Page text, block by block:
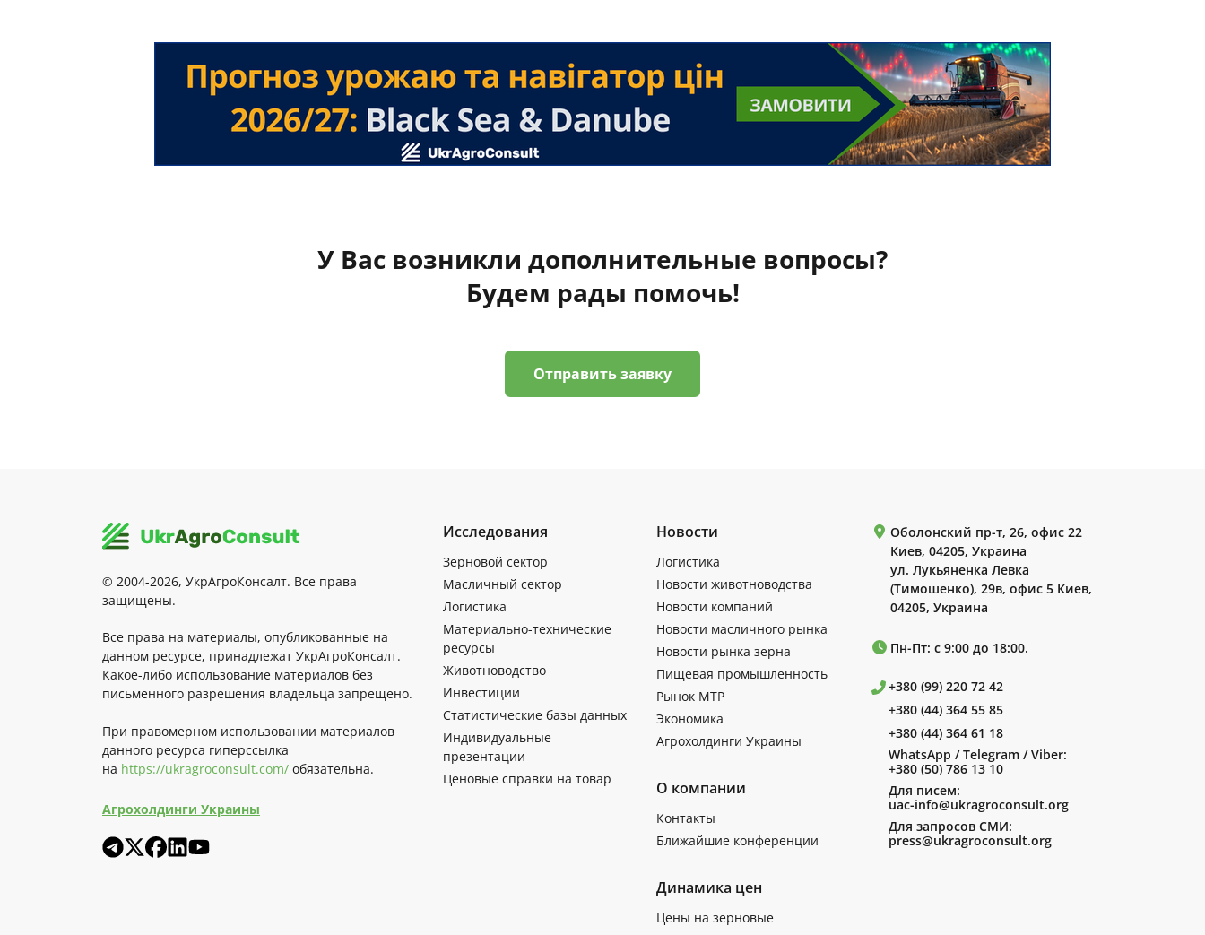
У Вас возникли дополнительные вопросы?
Будем рады помочь!
Отправить заявку
© 2004-2026, УкрАгроКонсалт. Все права
защищены.
Все права на материалы, опубликованные на
данном ресурсе, принадлежат УкрАгроКонсалт.
Какое-либо использование материалов без
письменного разрешения владельца запрещено.
При правомерном использовании материалов
данного ресурса гиперссылка
на https://ukragroconsult.com/ обязательна.
Агрохолдинги Украины
Исследования
Зерновой сектор
Масличный сектор
Логистика
Материально-технические
ресурсы
Животноводство
Инвестиции
Статистические базы данных
Индивидуальные
презентации
Ценовые справки на товар
Новости
Логистика
Новости животноводства
Новости компаний
Новости масличного рынка
Новости рынка зерна
Пищевая промышленность
Рынок МТР
Экономика
Агрохолдинги Украины
О компании
Контакты
Ближайшие конференции
Динамика цен
Цены на зерновые
Оболонский пр-т, 26, офис 22
Киев, 04205, Украина
ул. Лукьяненка Левка
(Тимошенко), 29в, офис 5 Киев,
04205, Украина
Пн-Пт: с 9:00 до 18:00.
+380 (99) 220 72 42
+380 (44) 364 55 85
+380 (44) 364 61 18
WhatsApp / Telegram / Viber:
+380 (50) 786 13 10
Для писем:
uac-info@ukragroconsult.org
Для запросов СМИ:
press@ukragroconsult.org